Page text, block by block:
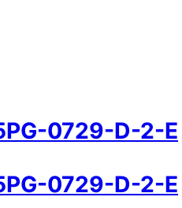
0729-D-2-E
0729-D-2-E